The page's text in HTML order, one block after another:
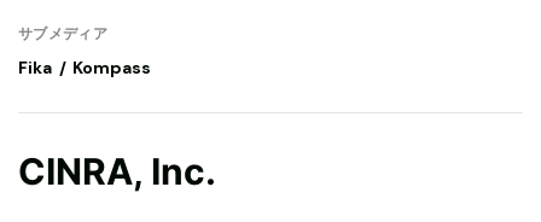
サブメディア
Fika Kompass
CINRA, Inc.